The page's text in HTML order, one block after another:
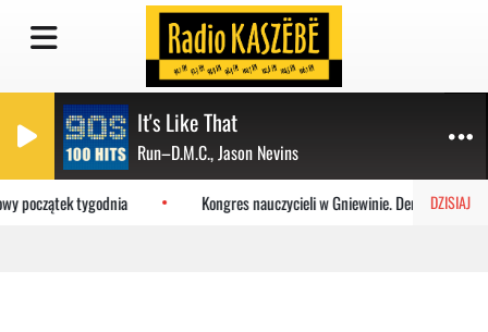
It's Like That
Run–D.M.C., Jason Nevins
DZISIAJ
początek tygodnia Kongres nauczycieli w Gniewinie. Demokracja i